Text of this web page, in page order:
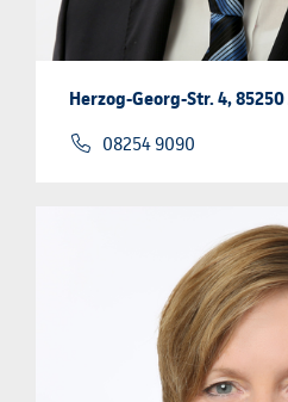
Herzog-Georg-Str. 4,
08254 9090